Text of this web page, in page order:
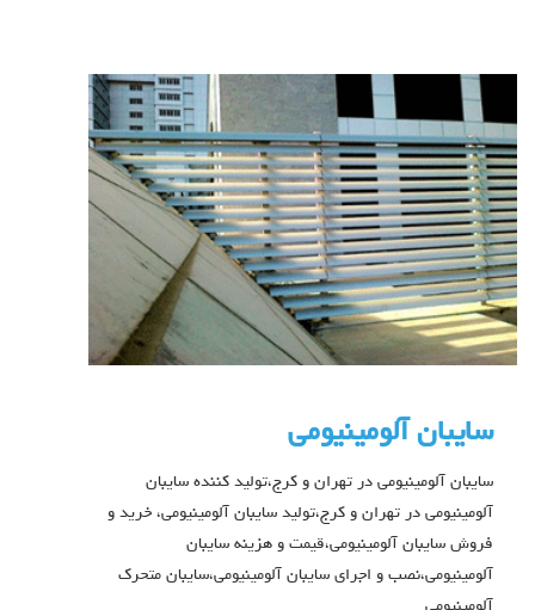
سایبان آلومینیومی
سایبان آلومینیومی در تهران و کرج،تولید کننده سایبان
آلومینیومی در تهران و کرج،تولید سایبان آلومینیومی، خرید و
فروش سایبان آلومینیومی،قیمت و هزینه سایبان
آلومینیومی،نصب و اجرای سایبان آلومینیومی،سایبان متحرک